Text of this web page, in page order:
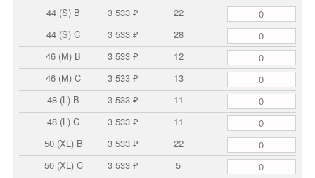
44 (S) B
3 533 ₽
22
44 (S) C
3 533 ₽
28
46 (M) B
3 533 ₽
12
46 (M) C
3 533 ₽
13
48 (L) B
3 533 ₽
11
48 (L) C
3 533 ₽
11
50 (XL) B
3 533 ₽
22
50 (XL) C
3 533 ₽ 5